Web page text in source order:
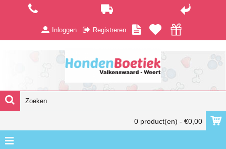
Inloggen Registreren
0 product(en) - €0,00